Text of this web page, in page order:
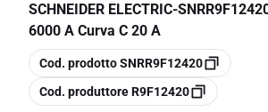
SCHNEIDER ELECTRIC-
6000 A Curva C 20 A
copia
Cod. prodottoSNRR9F12420
copia
Cod. produttoreR9F12420